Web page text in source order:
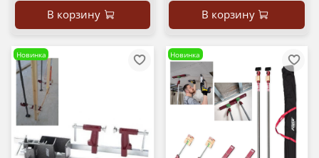
В корзину В корзину
Новинка Новинка